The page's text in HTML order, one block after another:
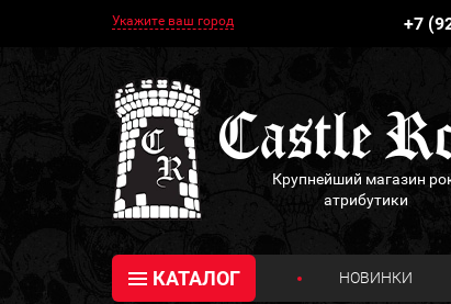
Укажите ваш город +7
Крупнейший магазин
атрибутики
КАТАЛОГ НОВИНКИ